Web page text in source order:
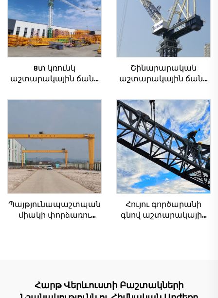
8տ կռունկ
աշտարակային ճանկ
մրցունակ գնով
Շինարարական
աշտարակային ճանկ
բեռնամբարի
հզորությամբ, նոր
ատամնանիվի արկղ,
ատամնանիվի շարժիչ,
աստիճանավոր
ստորին մաս
Պայթյունապաշտպան
միակի փորձառու
Հույու գործարանի
գնով աշտարակային
համար
Հարթ Վերևուստի Բաշտակների